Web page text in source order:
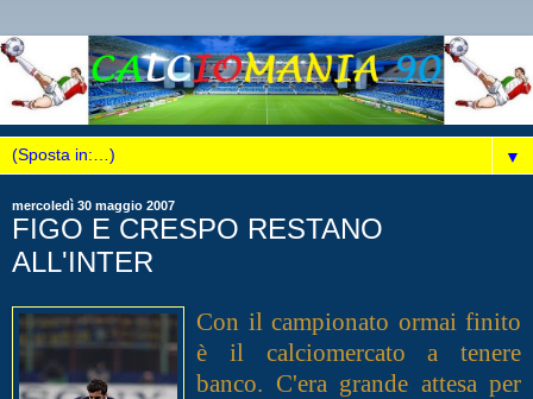
▼
mercoledì 30 maggio 2007
FIGO E CRESPO RESTANO
ALL'INTER
Con il campionato ormai finito
è il calciomercato a tenere
banco. C'era grande attesa per